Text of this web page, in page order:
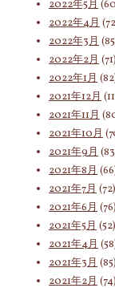
2022年5月
2022年4月
2022年3月
2022年2月 (71)
2022年1月
2021年12月
2021年11月
2021年10月
2021年9月
2021年8月
2021年7月 (72)
2021年6月 (76)
2021年5月 (52)
2021年4月
2021年3月 (85)
2021年2月 (74)